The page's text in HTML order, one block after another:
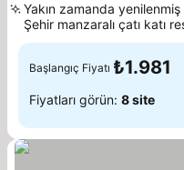
Yakın zamanda yenilenmiş
Şehir manzaralı çatı katı
Başlangıç Fiyatı ₺1.981
Fiyatları görün: 8 site